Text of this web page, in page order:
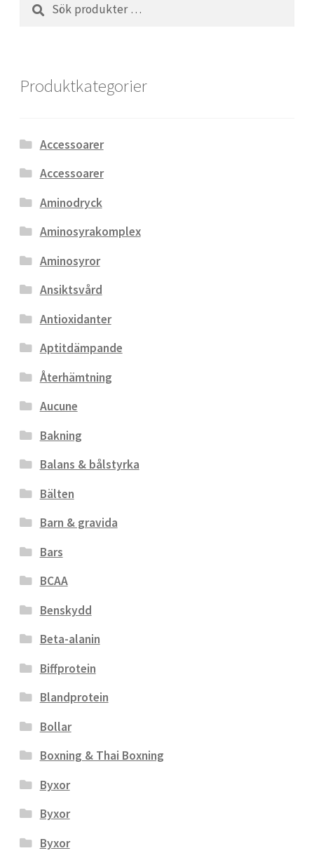
efter:
Produktkategorier
Accessoarer
Accessoarer
Aminodryck
Aminosyrakomplex
Aminosyror
Ansiktsvård
Antioxidanter
Aptitdämpande
Återhämtning
Aucune
Bakning
Balans & bålstyrka
Bälten
Barn & gravida
Bars
BCAA
Benskydd
Beta-alanin
Biffprotein
Blandprotein
Bollar
Boxning & Thai Boxning
Byxor
Byxor
Byxor